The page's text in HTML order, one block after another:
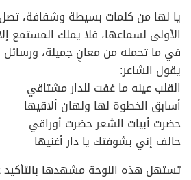
يا لها من كلمات بسيطة وشفافة،
الأولى لسماعها، فلا يملك المستمع
في ما تحمله من معانٍ جميلة، ورسائل
يقول الشاعر:
القلب عينه ما غفت للدار مشتاقي
أسابق الخطوة لها ولهان ألاقيها
حضرت أبيات الشعر حضرت أوراقي
حالف إني بشوفتك يا دار أغنيها
تستهل هذه اللوحة مشهدها